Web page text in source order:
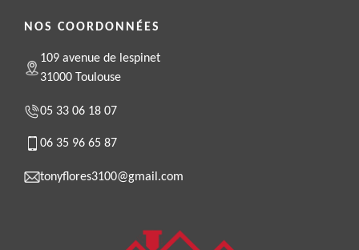
NOS COORDONNÉES
109 avenue de lespinet
31000 Toulouse
05 33 06 18 07
06 35 96 65 87
tonyflores3100@gmail.com